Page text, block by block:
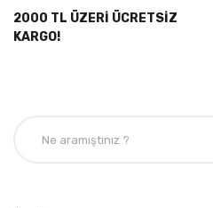
2000 TL ÜZERİ ÜCRETSİZ
KARGO!